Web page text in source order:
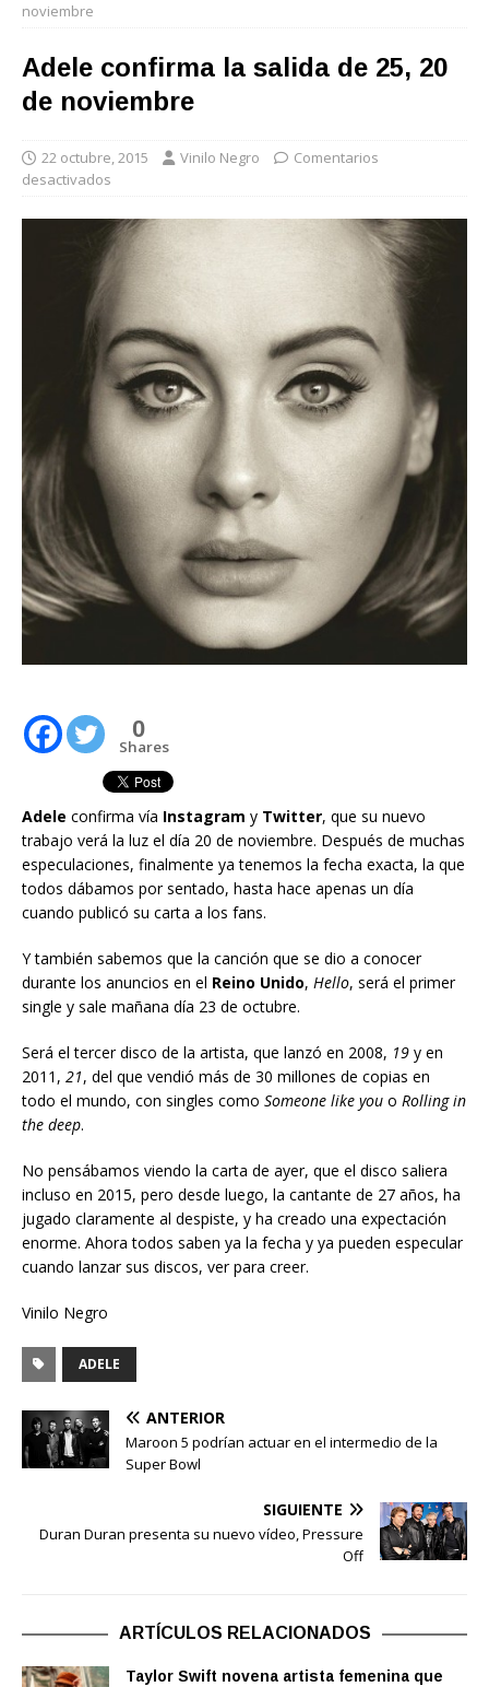
noviembre
Adele confirma la salida de 25, 20
de noviembre
22 octubre, 2015 Vinilo Negro
Comentarios
desactivados
0
Shares
Adele confirma vía Instagram y Twitter, que su nuevo
trabajo verá la luz el día 20 de noviembre. Después de muchas
especulaciones, finalmente ya tenemos la fecha exacta, la que
todos dábamos por sentado, hasta hace apenas un día
cuando publicó su carta a los fans.
Y también sabemos que la canción que se dio a conocer
durante los anuncios en el Reino Unido, Hello, será el primer
single y sale mañana día 23 de octubre.
Será el tercer disco de la artista, que lanzó en 2008, 19 y en
2011, 21, del que vendió más de 30 millones de copias en
todo el mundo, con singles como Someone like you o Rolling in
the deep.
No pensábamos viendo la carta de ayer, que el disco saliera
incluso en 2015, pero desde luego, la cantante de 27 años, ha
jugado claramente al despiste, y ha creado una expectación
enorme. Ahora todos saben ya la fecha y ya pueden especular
cuando lanzar sus discos, ver para creer.
Vinilo Negro
ADELE
ANTERIOR
Maroon 5 podrían actuar en el intermedio de la
Super Bowl
SIGUIENTE
Duran Duran presenta su nuevo vídeo, Pressure
Off
ARTÍCULOS RELACIONADOS
Taylor Swift novena artista femenina que